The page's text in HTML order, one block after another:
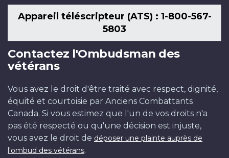
Appareil téléscripteur (ATS) : 1-800-567-
5803
Contactez l'Ombudsman des
vétérans
Vous avez le droit d'être traité avec respect, dignité,
équité et courtoisie par Anciens Combattants
Canada. Si vous estimez que l'un de vos droits n'a
pas été respecté ou qu'une décision est injuste,
vous avez le droit de déposer une plainte auprès de
l'ombud des vétérans.